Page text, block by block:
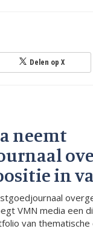
Delen op X
neemt
in
VMN media een
van